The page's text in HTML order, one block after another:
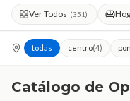
Ver Todos (351)
todas centro(4)
Catálogo de